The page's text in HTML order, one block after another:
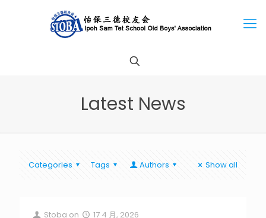
Latest News
Categories Tags Authors Show all
Stoba on
17 4 月, 2026